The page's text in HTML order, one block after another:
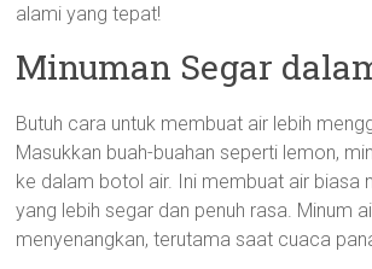
alami yang tepat!
Minuman Segar
Butuh cara untuk membuat air lebih
Masukkan buah-buahan seperti lemon,
ke dalam botol air. Ini membuat air biasa
yang lebih segar dan penuh rasa. Minum
menyenangkan, terutama saat cuaca